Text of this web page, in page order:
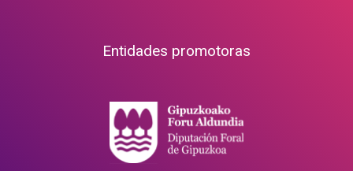
Entidades promotoras